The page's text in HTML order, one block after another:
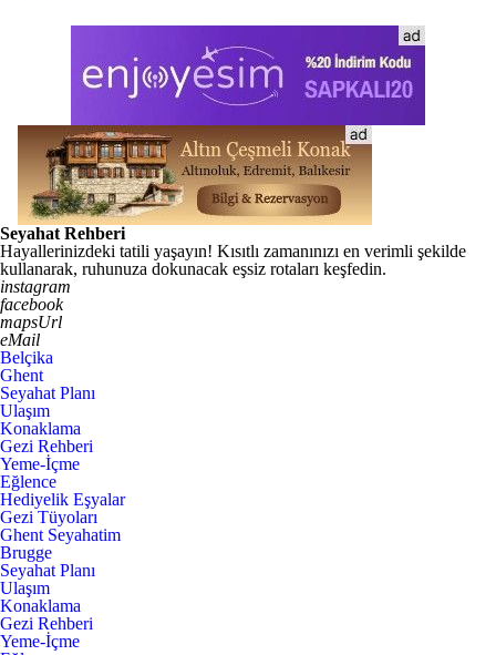
Seyahat Rehberi
Hayallerinizdeki tatili yaşayın! Kısıtlı zamanınızı en verimli şekilde
kullanarak, ruhunuza dokunacak eşsiz rotaları keşfedin.
instagram
facebook
mapsUrl
eMail
Belçika
Ghent
Seyahat Planı
Ulaşım
Konaklama
Gezi Rehberi
Yeme-İçme
Eğlence
Hediyelik Eşyalar
Gezi Tüyoları
Ghent Seyahatim
Brugge
Seyahat Planı
Ulaşım
Konaklama
Gezi Rehberi
Yeme-İçme